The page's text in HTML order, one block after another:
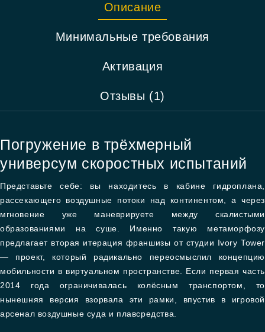
Описание
Минимальные требования
Активация
Отзывы (1)
Погружение в трёхмерный
универсум скоростных испытаний
Представьте себе: вы находитесь в кабине гидроплана,
рассекающего воздушные потоки над континентом, а через
мгновение уже маневрируете между скалистыми
образованиями на суше. Именно такую метаморфозу
предлагает вторая итерация франшизы от студии Ivory Tower
— проект, который радикально переосмыслил концепцию
мобильности в виртуальном пространстве. Если первая часть
2014 года ограничивалась колёсным транспортом, то
нынешняя версия взорвала эти рамки, впустив в игровой
арсенал воздушные суда и плавсредства.